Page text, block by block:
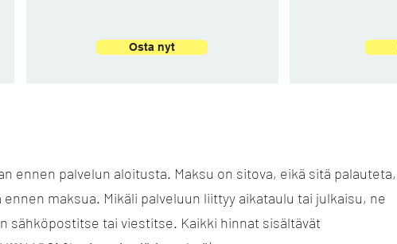
Osta nyt
ennen palvelun aloitusta. Maksu on sitova, eikä sitä palauteta,
maksua. Mikäli palveluun liittyy aikataulu tai julkaisu, ne
sähköpostitse tai viestitse. Kaikki hinnat sisältävät